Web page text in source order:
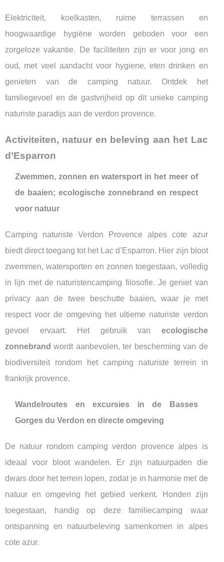
Elektriciteit, koelkasten, ruime terrassen en
hoogwaardige hygiëne worden geboden voor een
zorgeloze vakantie. De faciliteiten zijn er voor jong en
oud, met veel aandacht voor hygiene, eten drinken en
genieten van de camping natuur. Ontdek het
familiegevoel en de gastvrijheid op dit unieke camping
naturiste paradijs aan de verdon provence.
Activiteiten, natuur en beleving aan het Lac
d’Esparron
Zwemmen, zonnen en watersport in het meer of
de baaien; ecologische zonnebrand en respect
voor natuur
Camping naturiste Verdon Provence alpes cote azur
biedt direct toegang tot het Lac d’Esparron. Hier zijn bloot
zwemmen, watersporten en zonnen toegestaan, volledig
in lijn met de naturistencamping filosofie. Je geniet van
privacy aan de twee beschutte baaien, waar je met
respect voor de omgeving het ultieme naturiste verdon
gevoel ervaart. Het gebruik van ecologische
zonnebrand wordt aanbevolen, ter bescherming van de
biodiversiteit rondom het camping naturiste terrein in
frankrijk provence.
Wandelroutes en excursies in de Basses
Gorges du Verdon en directe omgeving
De natuur rondom camping verdon provence alpes is
ideaal voor bloot wandelen. Er zijn natuurpaden die
dwars door het terrein lopen, zodat je in harmonie met de
natuur en omgeving het gebied verkent. Honden zijn
toegestaan, handig op deze familiecamping waar
ontspanning en natuurbeleving samenkomen in alpes
cote azur.